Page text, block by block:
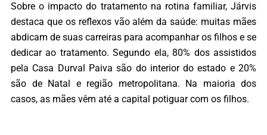
Sobre o impacto do tratamento na rotina familiar, Járvis
destaca que os reflexos vão além da saúde: muitas mães
abdicam de suas carreiras para acompanhar os filhos e se
dedicar ao tratamento. Segundo ela, 80% dos assistidos
pela Casa Durval Paiva são do interior do estado e 20%
são de Natal e região metropolitana. Na maioria dos
casos, as mães vêm até a capital potiguar com os filhos.